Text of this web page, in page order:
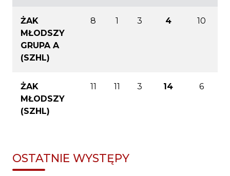
ŻAK
MŁODSZY
GRUPA A
(SZHL)
8 1 3 4 10
ŻAK
MŁODSZY
(SZHL)
11 11 3 14 6
OSTATNIE WYSTĘPY